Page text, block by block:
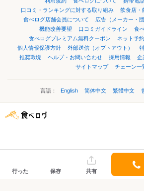
口コミ・ランキングに対する取り組み
飲食店・
食べログ店舗会員について
広告（メーカー・
機能改善要望
口コミガイドライン
食
食べログプレミアム無料クーポン
ネット予
個人情報保護方針
外部送信（オプトアウト）
推奨環境
ヘルプ・お問い合わせ 採用情報 企
サイトマップ
チェーン一
言語： English 简体中文 繁體中文
行った 保存 共有